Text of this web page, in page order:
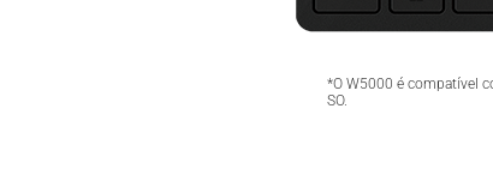
*O W5000 é compatível
SO.